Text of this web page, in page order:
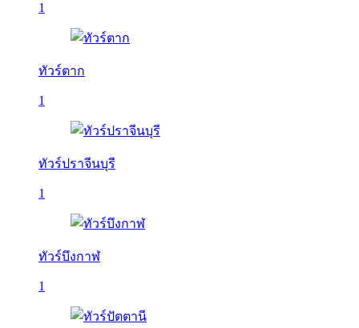
1
ทัวร์ตาก
1
ทัวร์ปราจีนบุรี
1
ทัวร์บึงกาฬ
1